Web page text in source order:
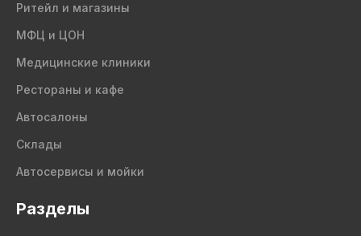
Ритейл и магазины
МФЦ и ЦОН
Медицинские клиники
Рестораны и кафе
Автосалоны
Склады
Автосервисы и мойки
Разделы